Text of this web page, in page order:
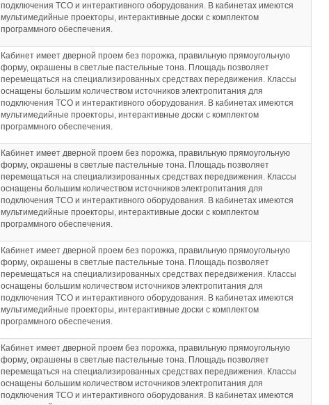
подключения ТСО и интерактивного оборудования. В кабинетах имеются
мультимедийные проекторы, интерактивные доски с комплектом
программного обеспечения.
Кабинет имеет дверной проем без порожка, правильную прямоугольную
форму, окрашены в светлые пастельные тона. Площадь позволяет
перемещаться на специализированных средствах передвижения. Классы
оснащены большим количеством источников электропитания для
подключения ТСО и интерактивного оборудования. В кабинетах имеются
мультимедийные проекторы, интерактивные доски с комплектом
программного обеспечения.
Кабинет имеет дверной проем без порожка, правильную прямоугольную
форму, окрашены в светлые пастельные тона. Площадь позволяет
перемещаться на специализированных средствах передвижения. Классы
оснащены большим количеством источников электропитания для
подключения ТСО и интерактивного оборудования. В кабинетах имеются
мультимедийные проекторы, интерактивные доски с комплектом
программного обеспечения.
Кабинет имеет дверной проем без порожка, правильную прямоугольную
форму, окрашены в светлые пастельные тона. Площадь позволяет
перемещаться на специализированных средствах передвижения. Классы
оснащены большим количеством источников электропитания для
подключения ТСО и интерактивного оборудования. В кабинетах имеются
мультимедийные проекторы, интерактивные доски с комплектом
программного обеспечения.
Кабинет имеет дверной проем без порожка, правильную прямоугольную
форму, окрашены в светлые пастельные тона. Площадь позволяет
перемещаться на специализированных средствах передвижения. Классы
оснащены большим количеством источников электропитания для
подключения ТСО и интерактивного оборудования. В кабинетах имеются